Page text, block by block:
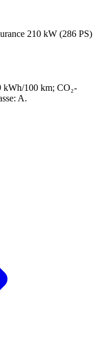
210 kW (286 PS)
kWh/100 km; CO₂-
A.